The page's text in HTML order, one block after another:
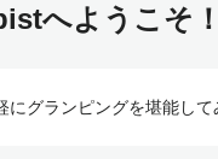
へようこそ！
にグランピングを堪能し